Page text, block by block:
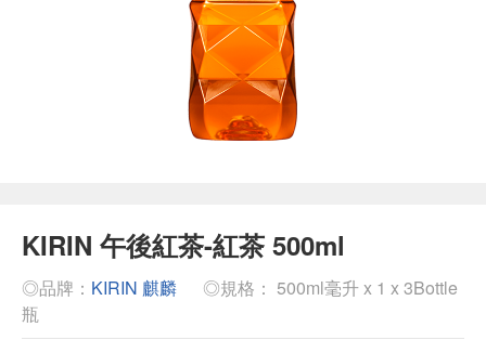
KIRIN 午後紅茶-紅茶 500ml
◎品牌： KIRIN 麒麟
◎規格： 500ml毫升 x 1 x 3Bottle
瓶